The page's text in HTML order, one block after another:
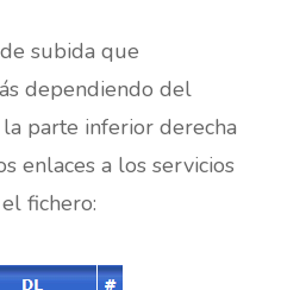
subida que
dependiendo del
parte inferior derecha
enlaces a los servicios
fichero: